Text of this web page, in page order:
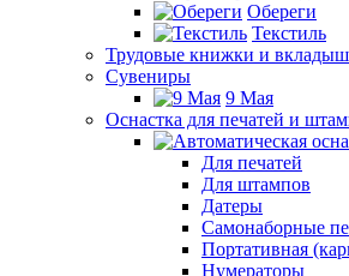
Обереги
Текстиль
Трудовые книжки и
Сувениры
9 Мая
Оснастка для печатей и
Для печатей
Для штампов
Датеры
Самонаборные
Портативная
Нумераторы